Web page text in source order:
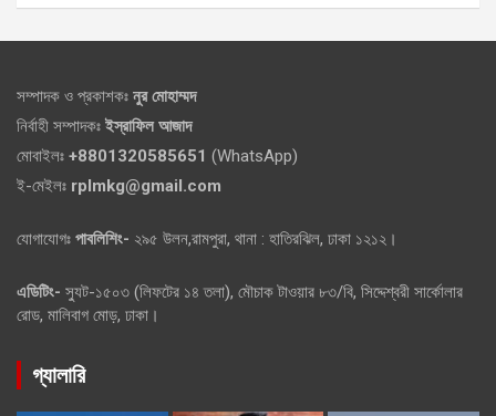
সম্পাদক ও প্রকাশকঃ নুর মোহাম্মদ
নির্বাহী সম্পাদকঃ ইস্রাফিল আজাদ
মোবাইলঃ +8801320585651 (WhatsApp)
ই-মেইলঃ rplmkg@gmail.com
যোগাযোগঃ পাবলিশিং- ২৯৫ উলন,রামপুরা, থানা : হাতিরঝিল, ঢাকা ১২১২।
এডিটিং- স্যুট-১৫০৩ (লিফটের ১৪ তলা), মৌচাক টাওয়ার ৮৩/বি, সিদ্দেশ্বরী সার্কোলার
রোড, মালিবাগ মোড়, ঢাকা।
গ্যালারি